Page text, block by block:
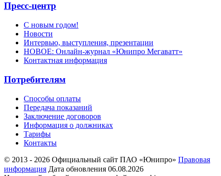
Пресс-центр
С новым годом!
Новости
Интервью, выступления, презентации
НОВОЕ: Онлайн-журнал «Юнипро Мегаватт»
Контактная информация
Потребителям
Способы оплаты
Передача показаний
Заключение договоров
Информация о должниках
Тарифы
Контакты
© 2013 - 2026 Официальный сайт ПАО «Юнипро» Правовая
информация Дата обновления 06.08.2026